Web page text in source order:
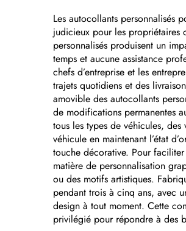
impression
plaque
relief portant le
la marque
Les autocollants personnalisés
judicieux pour les propriétaires
personnalisés produisent un
temps et aucune assistance
chefs d’entreprise et les
trajets quotidiens et des
amovible des autocollants
de modifications permanentes
tous les types de véhicules,
véhicule en maintenant l’état
touche décorative. Pour
matière de personnalisation
ou des motifs artistiques.
pendant trois à cinq ans, avec
design à tout moment. Cette
privilégié pour répondre à des